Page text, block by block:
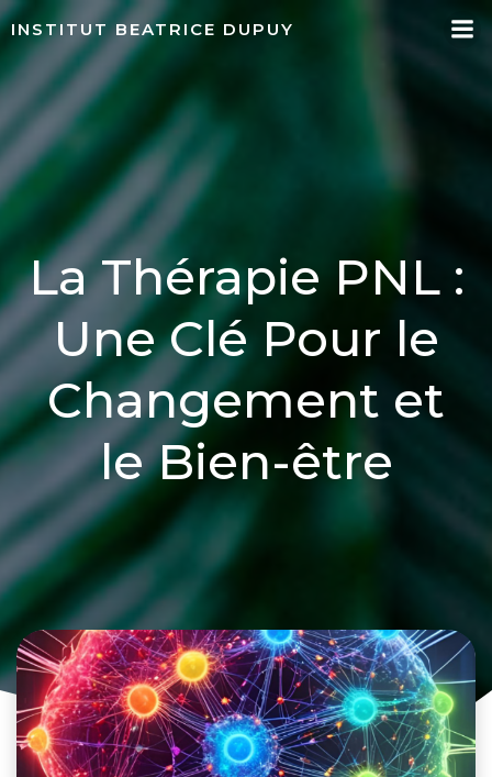
au
INSTITUT BEATRICE DUPUY
La Thérapie PNL :
Une Clé Pour le
Changement et
le Bien-être